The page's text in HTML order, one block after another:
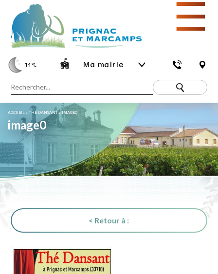
14℃ Ma mairie
☰
ACCUEIL »THÉ DANSANT»IMAGE0
image0
< Retour à :